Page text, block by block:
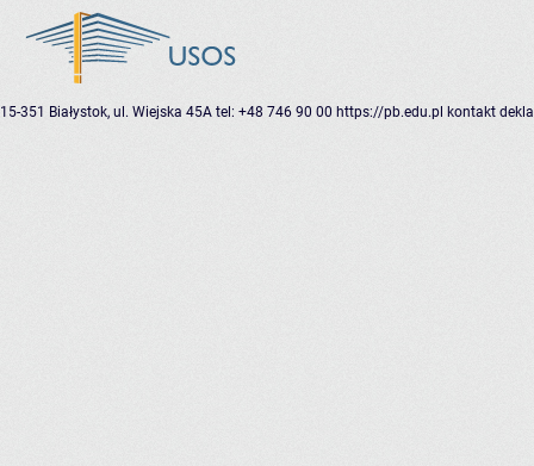
15-351 Białystok, ul. Wiejska 45A tel: +48 746 90 00 https://pb.edu.pl kontakt